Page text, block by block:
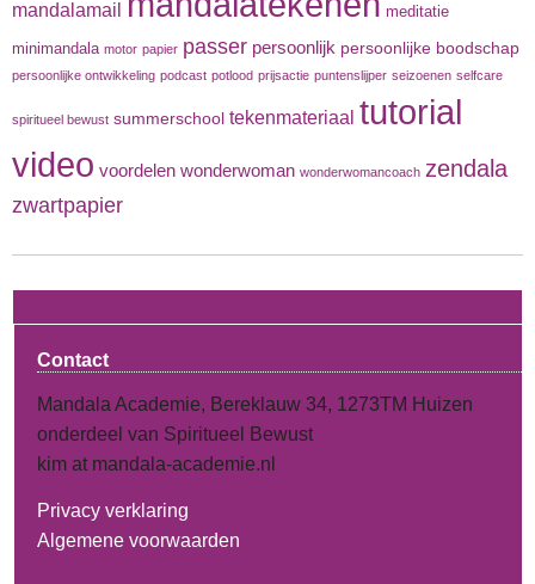
mandalamail meditatie
minimandala motor papier passer persoonlijk persoonlijke boodschap
persoonlijke ontwikkeling podcast potlood prijsactie puntenslijper seizoenen selfcare
spiritueel bewust summerschool tekenmateriaal tutorial
video voordelen wonderwoman wonderwomancoach zendala
zwartpapier
Contact
Mandala Academie, Bereklauw 34, 1273TM Huizen
onderdeel van Spiritueel Bewust
kim at mandala-academie.nl
Privacy verklaring
Algemene voorwaarden